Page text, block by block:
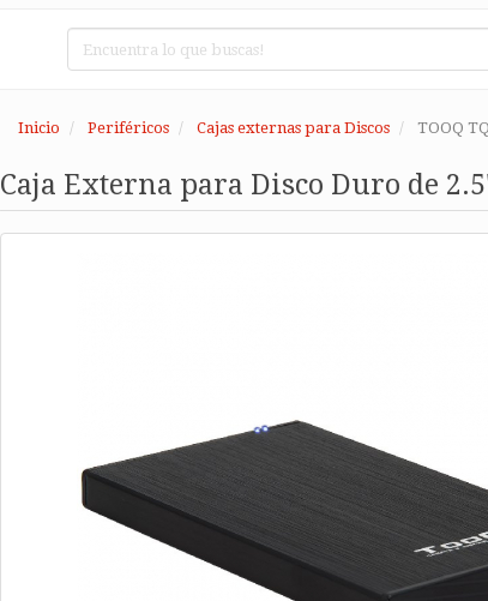
Inicio Periféricos Cajas externas para Discos TOOQ
Caja Externa para Disco Duro de